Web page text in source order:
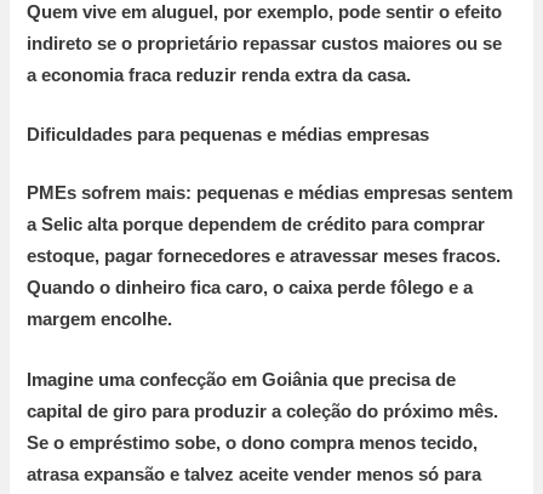
Quem vive em aluguel, por exemplo, pode sentir o efeito
indireto se o proprietário repassar custos maiores ou se
a economia fraca reduzir renda extra da casa.
Dificuldades para pequenas e médias empresas
PMEs sofrem mais: pequenas e médias empresas sentem
a Selic alta porque dependem de crédito para comprar
estoque, pagar fornecedores e atravessar meses fracos.
Quando o dinheiro fica caro, o caixa perde fôlego e a
margem encolhe.
Imagine uma confecção em Goiânia que precisa de
capital de giro para produzir a coleção do próximo mês.
Se o empréstimo sobe, o dono compra menos tecido,
atrasa expansão e talvez aceite vender menos só para